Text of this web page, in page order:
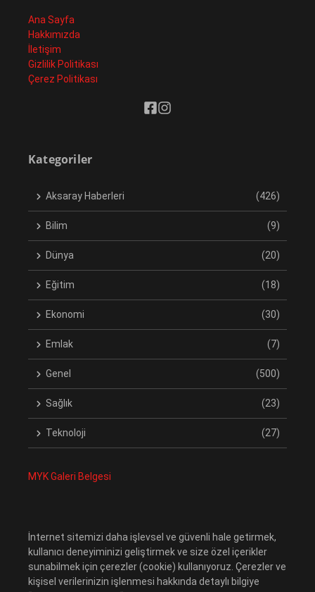
Ana Sayfa
Hakkımızda
İletişim
Gizlilik Politikası
Çerez Politikası
Kategoriler
Aksaray Haberleri (426)
Bilim (9)
Dünya (20)
Eğitim (18)
Ekonomi (30)
Emlak (7)
Genel (500)
Sağlık (23)
Teknoloji (27)
MYK Galeri Belgesi
İnternet sitemizi daha işlevsel ve güvenli hale getirmek,
kullanıcı deneyiminizi geliştirmek ve size özel içerikler
sunabilmek için çerezler (cookie) kullanıyoruz. Çerezler ve
kişisel verilerinizin işlenmesi hakkında detaylı bilgiye